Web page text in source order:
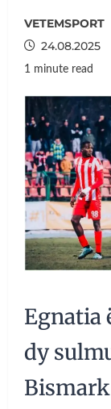
VETEMSPORT
24.08.2025
1 minute read
Egnatia
dy
Bismark